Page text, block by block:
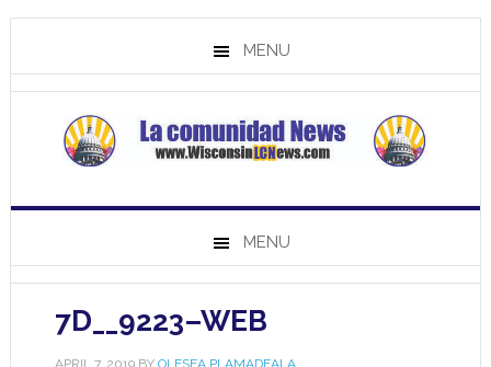
MENU
MENU
7D__9223–WEB
APRIL 7, 2019BY OLESEA PLAMADEALA